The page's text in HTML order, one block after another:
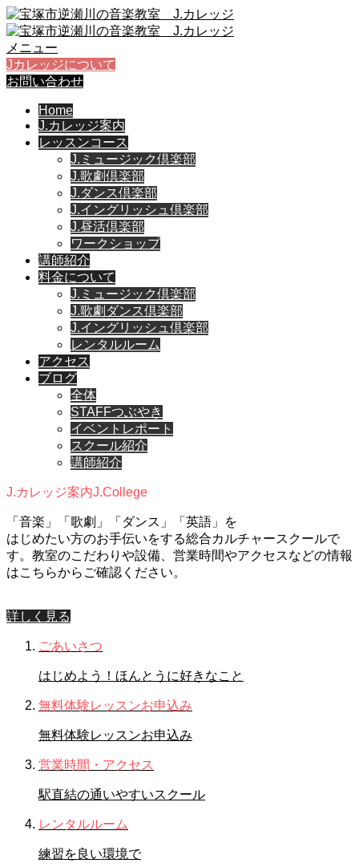
メニュー
Jカレッジについて
お問い合わせ
Home
J.カレッジ案内
レッスンコース
J.ミュージック倶楽部
J.歌劇倶楽部
J.ダンス倶楽部
J.イングリッシュ倶楽部
J.昼活倶楽部
ワークショップ
講師紹介
料金について
J.ミュージック倶楽部
J.歌劇ダンス倶楽部
J.イングリッシュ倶楽部
レンタルルーム
アクセス
ブログ
全体
STAFFつぶやき
イベントレポート
スクール紹介
講師紹介
J.カレッジ案内J.College
「音楽」「歌劇」「ダンス」「英語」を
はじめたい方のお手伝いをする総合カルチャースクールで
す。教室のこだわりや設備、営業時間やアクセスなどの情報
はこちらからご確認ください。
詳しく見る
ごあいさつ
はじめよう！ほんとうに好きなこと
無料体験レッスンお申込み
無料体験レッスンお申込み
営業時間・アクセス
駅直結の通いやすいスクール
レンタルルーム
練習を良い環境で